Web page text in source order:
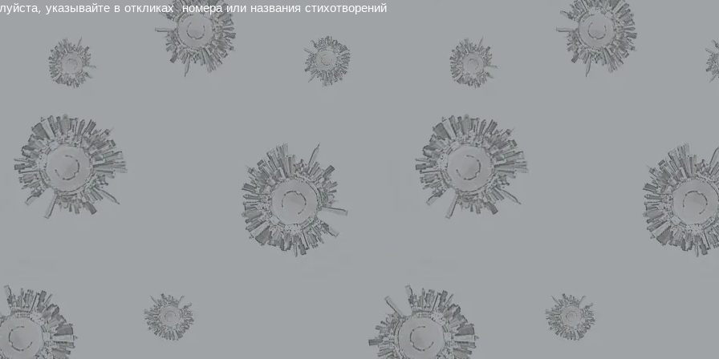
указывайте в откликах номера или названия стихотворений